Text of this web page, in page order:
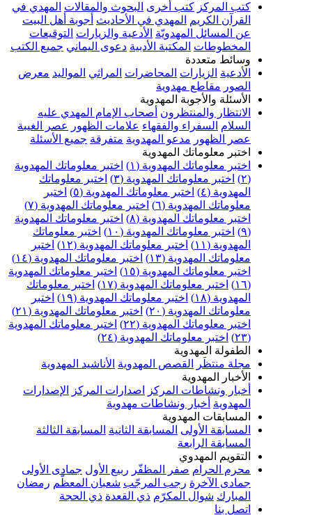
كتب أخرى البحوث والمقالات المهدي في
المهدي في الأحاديث أجوبة أهل البيت
المسائل المهدويّة الأدعية والزيارات التوقيعات
المكتبة الأدبية دعوى اليماني جميع الكتب
متعددة
الزيارات المحاضرات المراثي المواليد معرض
مقاطع مهدوية
والأجوبة المهدوية
والمنتظرون أصحاب الإمام المهدي عليه
السفراء والفقهاء علامات الظهور عصر الغيبة
مدعو المهدوية متفرقة جميع الأسئلة
معلوماتك المهدوية
معلوماتك المهدوية (١)
اختبر معلوماتك المهدوية
اختبر معلوماتك المهدوية (٣)
اختبر معلوماتك
اختبر معلوماتك المهدوية (٥)
اختبر
المهدوية (٦)
اختبر معلوماتك المهدوية (٧)
معلوماتك المهدوية (٨)
اختبر معلوماتك المهدوية
اختبر معلوماتك المهدوية (١٠)
اختبر معلوماتك
اختبر معلوماتك المهدوية (١٢)
اختبر
المهدوية (١٣)
اختبر معلوماتك المهدوية (١٤)
معلوماتك المهدوية (١٥)
اختبر معلوماتك المهدوية
اختبر معلوماتك المهدوية (١٧)
اختبر معلوماتك
اختبر معلوماتك المهدوية (١٩)
اختبر
المهدوية (٢٠)
اختبر معلوماتك المهدوية (٢١)
معلوماتك المهدوية (٢٢)
اختبر معلوماتك المهدوية
اختبر معلوماتك المهدوية (٢٤)
المهدوية
منتظَر
القصص المهدوية الأناشيد المهدوية
المهدوية
ونشاطات المركز اصدارات المركز الإصدارات
أخبار ونشاطات مهدوية
المهدوية
الأولى المسابقة الثانية المسابقة الثالثة
الرابعة
المهدوي
الحرام
صفر المظفّر ربيع الأول جمادى الأولى
رجب المرجّب شعبان المعظّم رمضان
شوال المكرّم ذي القعدة ذي الحجة